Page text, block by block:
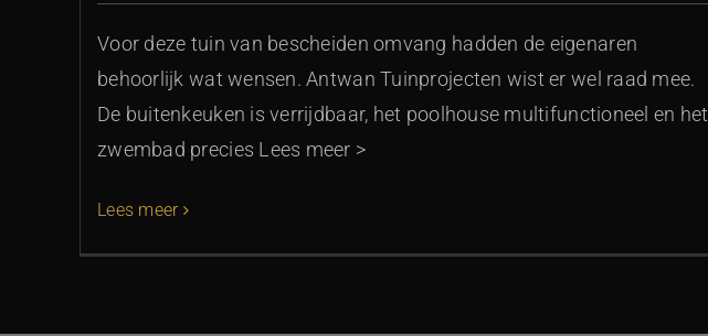
Voor deze tuin van bescheiden omvang hadden de eigenaren
behoorlijk wat wensen. Antwan Tuinprojecten wist er wel raad mee.
De buitenkeuken is verrijdbaar, het poolhouse multifunctioneel en het
zwembad precies Lees meer >
Lees meer